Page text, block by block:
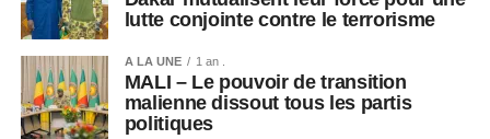
lutte conjointe contre le terrorisme
A LA UNE 1 an .
MALI – Le pouvoir de transition
malienne dissout tous les partis
politiques